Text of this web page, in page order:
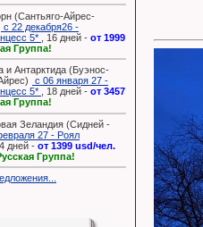
(Сантьяго-Айрес-
с 22 декабря26 -
5*
, 16 дней - от 1999
Группа!
Антарктида (Буэнос-
с 06 января 27 -
5*
, 18 дней - от 3457
Группа!
Зеландия (Сидней -
27 - Роял
дней - от 1399 usd/чел.
Группа!